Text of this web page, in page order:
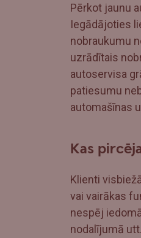
Pērkot jaunu
Iegādājoties
nobraukumu
uzrādītais
autoservisa
patiesumu
automašīnas
Kas
Klienti
vai vairākas
nespēj
nodalījumā